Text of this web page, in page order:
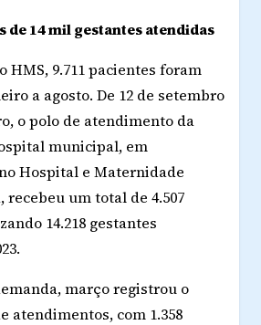
de 14 mil gestantes atendidas
HMS, 9.711 pacientes foram
a agosto. De 12 de setembro
o polo de atendimento da
municipal, em
Hospital e Maternidade
recebeu um total de 4.507
14.218 gestantes
março registrou o
atendimentos, com 1.358